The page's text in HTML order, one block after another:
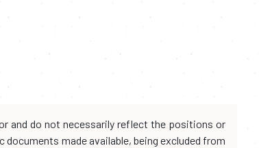
and do not necessarily reflect the positions or
made available, being excluded from